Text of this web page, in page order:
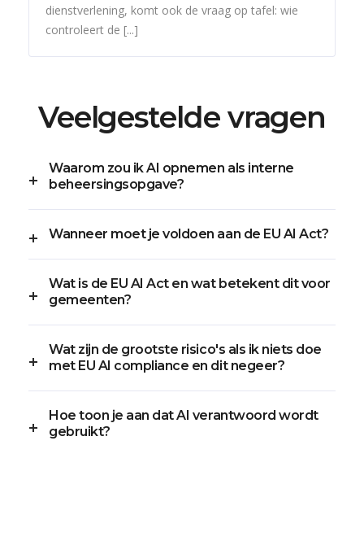
dienstverlening, komt ook de vraag op tafel: wie
controleert de [...]
Veelgestelde vragen
Waarom zou ik AI opnemen als interne
beheersingsopgave?
Wanneer moet je voldoen aan de EU AI Act?
Wat is de EU AI Act en wat betekent dit voor
gemeenten?
Wat zijn de grootste risico's als ik niets doe
met EU AI compliance en dit negeer?
Hoe toon je aan dat AI verantwoord wordt
gebruikt?